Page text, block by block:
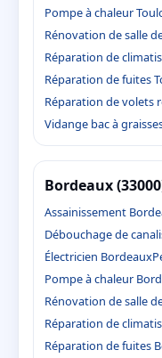
Pompe à chaleur
Rénovation de salle
Réparation de
Réparation de fuites
Réparation de volets
Vidange bac à
Bordeaux
Assainissement
Débouchage de
Électricien Bordeaux
Pompe à chaleur
Rénovation de salle
Réparation de
Réparation de fuites